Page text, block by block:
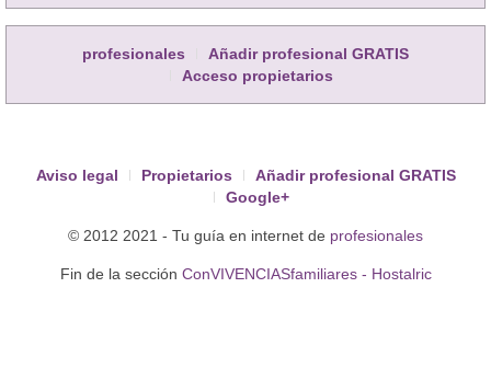
profesionales
Añadir profesional GRATIS
Acceso propietarios
Aviso legal Propietarios
Añadir profesional GRATIS
Google+
© 2012 2021 - Tu guía en internet de profesionales
Fin de la sección ConVIVENCIASfamiliares - Hostalric